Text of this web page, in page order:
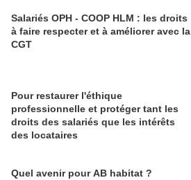
Salariés OPH - COOP HLM : les droits
à faire respecter et à améliorer avec la
CGT
Pour restaurer l'éthique
professionnelle et protéger tant les
droits des salariés que les intérêts
des locataires
Quel avenir pour AB habitat ?